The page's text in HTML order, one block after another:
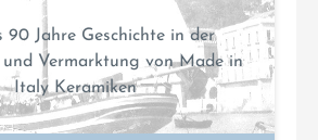
90 Jahre Geschichte in der
Vermarktung von Made in
Italy Keramiken